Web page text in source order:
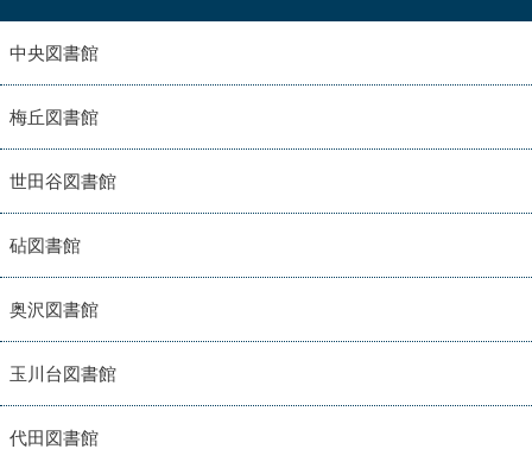
中央図書館
梅丘図書館
世田谷図書館
砧図書館
奥沢図書館
玉川台図書館
代田図書館